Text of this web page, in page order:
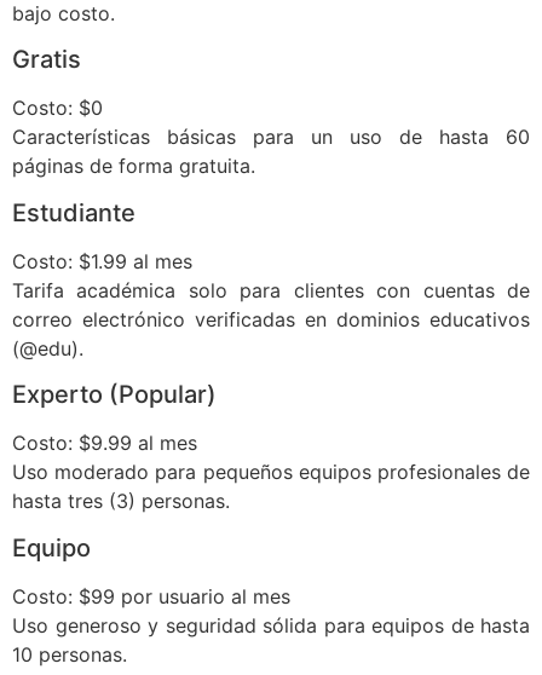
bajo costo.
Gratis
Costo: $0
Características básicas para un uso de hasta 60
páginas de forma gratuita.
Estudiante
Costo: $1.99 al mes
Tarifa académica solo para clientes con cuentas de
correo electrónico verificadas en dominios educativos
(@edu).
Experto (Popular)
Costo: $9.99 al mes
Uso moderado para pequeños equipos profesionales de
hasta tres (3) personas.
Equipo
Costo: $99 por usuario al mes
Uso generoso y seguridad sólida para equipos de hasta
10 personas.